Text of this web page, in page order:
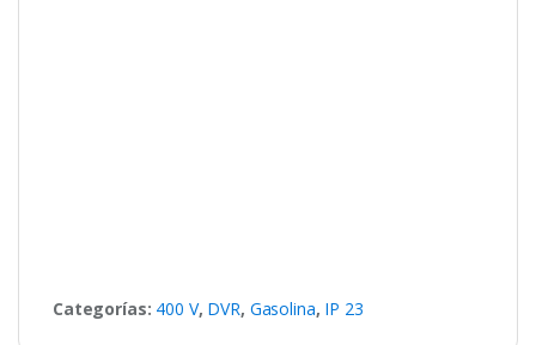
Categorías: 400 V, DVR, Gasolina, IP 23